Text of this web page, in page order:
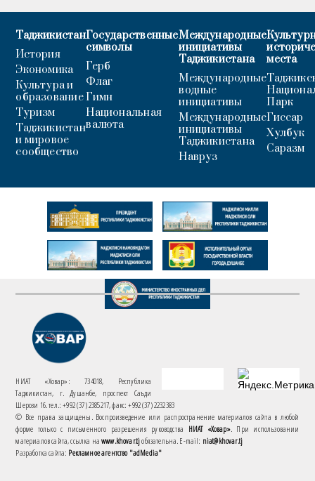
Таджикистан
История
Экономика
Культура и
образование
Туризм
Таджикистан
и мировое
сообщество
Государственные
символы
Герб
Флаг
Гимн
Национальная
валюта
Международные
инициативы
Таджикистана
Международные
водные
инициативы
Международные
инициативы
Таджикистана
Навруз
места
Парк
Гиссар
Хулбук
Саразм
НИАТ «Ховар»: 734018, Республика
Таджикистан, г. Душанбе, проспект Саъди
Шерози 16. тел.: +992 (37) 2385217, факс: +992 (37) 2232383
© Все права защищены. Воспроизведение или распространение материалов сайта в любой
форме только с письменного разрешения руководства НИАТ «Ховар». При использовании
материалов сайта, ссылка наwww.khovar.tjобязательна. E-mail: niat@khovar.tj
Разработка сайта: Рекламное агентство "adMedia"